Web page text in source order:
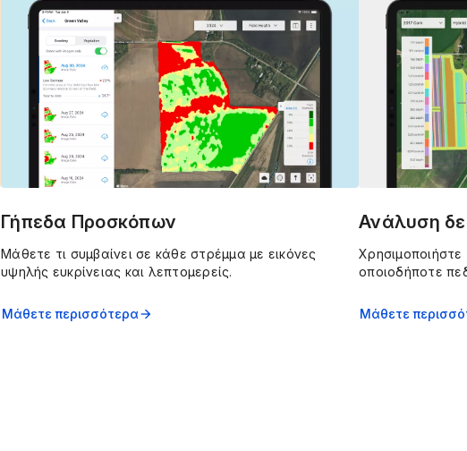
Γήπεδα Προσκόπων
Μάθετε τι συμβαίνει σε κάθε στρέμμα με εικόνες
υψηλής ευκρίνειας και λεπτομερείς.
Μάθετε περισσότεραarrow_forward
Ανάλυση
Χρησιμοποιήστε
οποιοδήποτε
απόδοσης σε
κατανοητούς
Μάθετε